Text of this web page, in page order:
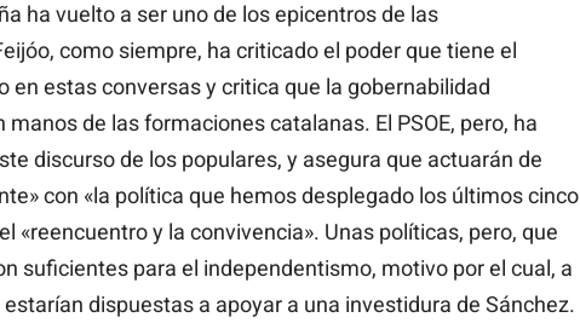
ha vuelto a ser uno de los epicentros de las
como siempre, ha criticado el poder que tiene el
en estas conversas y critica que la gobernabilidad
manos de las formaciones catalanas. El PSOE, pero, ha
discurso de los populares, y asegura que actuarán de
con «la política que hemos desplegado los últimos cinco
«reencuentro y la convivencia». Unas políticas, pero, que
suficientes para el independentismo, motivo por el cual, a
dispuestas a apoyar a una investidura de Sánchez.